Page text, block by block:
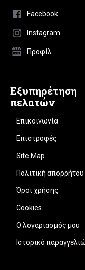
Facebook
Instagram
Προφίλ
Εξυπηρέτηση
πελατών
Επικοινωνία
Επιστροφές
Site Map
Πολιτική απορρήτου
Όροι χρήσης
Cookies
Ο λογαριασμός μου
Ιστορικό